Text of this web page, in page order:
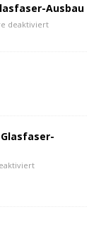
Ausbau
deaktiviert